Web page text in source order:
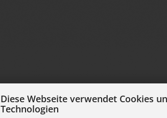
Diese Webseite verwendet Cookies
Technologien